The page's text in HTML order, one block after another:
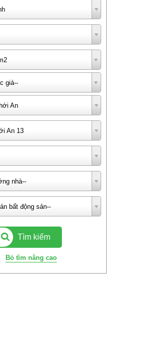
giá--
An
An 13
nhà--
bất động sản--
Tìm kiếm
Bỏ tìm nâng cao